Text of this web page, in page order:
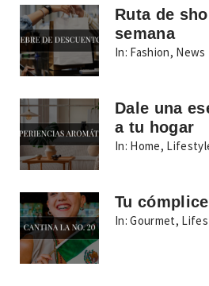
Ruta de
semana
In: Fashion, News
Dale una
a tu hogar
In: Home,
Tu
In: Gourmet,